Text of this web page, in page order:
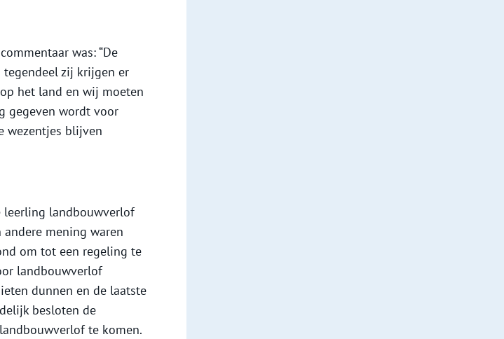
was: “De
zij krijgen er
het land en wij moeten
gegeven wordt voor
wezentjes blijven
leerling landbouwverlof
mening waren
om tot een regeling te
landbouwverlof
dunnen en de laatste
besloten de
te komen.